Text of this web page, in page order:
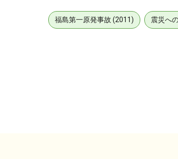
福島第一原発事故 (2011) 震災へ